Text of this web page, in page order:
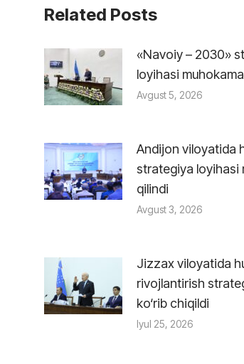
Related Posts
«Navoiy – 2030»
loyihasi
Avgust 5, 2026
Andijon viloyatida
strategiya loyihasi
qilindi
Avgust 3, 2026
Jizzax viloyatida
rivojlantirish
ko‘rib chiqildi
Iyul 25, 2026